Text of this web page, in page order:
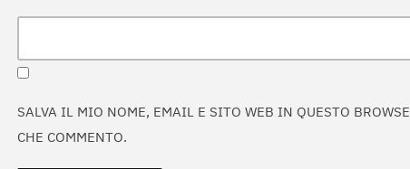
SALVA IL MIO NOME, EMAIL E SITO WEB IN QUESTO
CHE COMMENTO.